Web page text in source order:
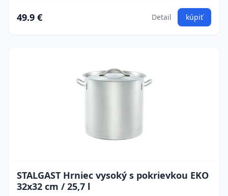
49.9 € Detail kúpiť
STALGAST Hrniec vysoký s pokrievkou EKO
32x32 cm / 25,7 l